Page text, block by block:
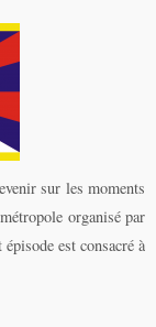
sur les moments
organisé par
est consacré à